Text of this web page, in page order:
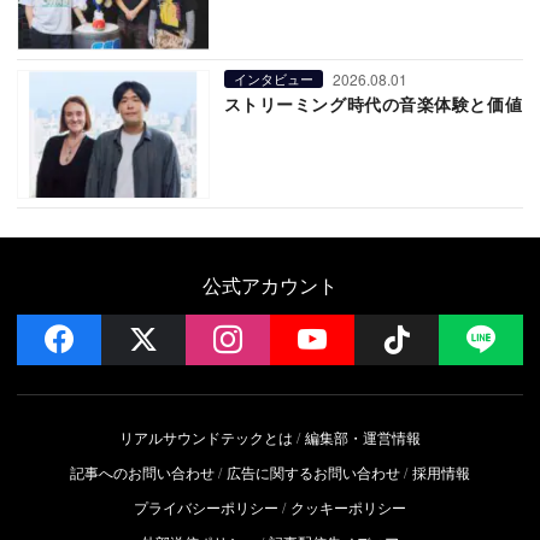
インタビュー 2026.08.01
ストリーミング時代の音楽体験と価値
公式アカウント
facebook instagramYouTube Follow
リアルサウンドテックとは
編集部・運営情報
記事へのお問い合わせ
広告に関するお問い合わせ 採用情報
プライバシーポリシー
クッキーポリシー